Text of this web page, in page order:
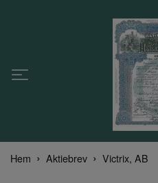
Hem Aktiebrev Victrix, AB